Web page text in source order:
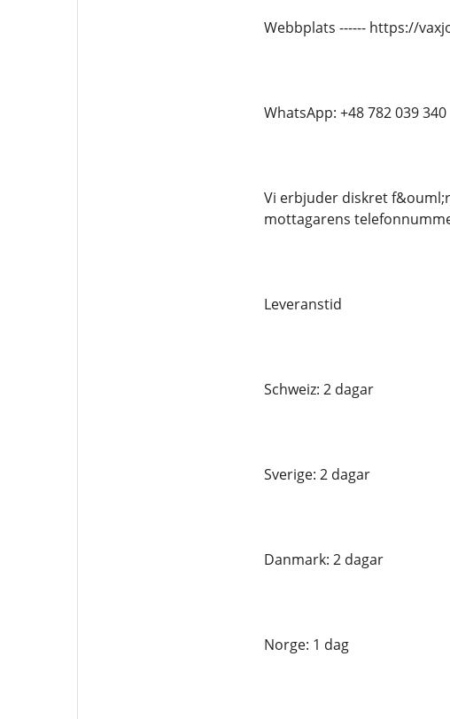
Webbplats ------ https://
WhatsApp: +48 782 039 340
Vi erbjuder diskret
mottagarens
Leveranstid
Schweiz: 2 dagar
Sverige: 2 dagar
Danmark: 2 dagar
Norge: 1 dag